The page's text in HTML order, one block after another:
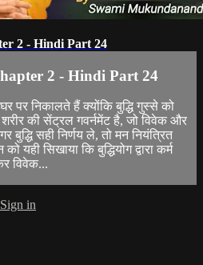
2 - Hindi Part 24
2 - Hindi Part 24
पर निकालते हैं क्योंकि बुद्धि गुस्से को
की सेंट्रल गवर्नमेंट है, जो विवेक और
सही निर्णय ले, तो मन नियंत्रित
यही सिखाया कि बुद्धियोग द्वारा कर्म
विवेक...
Sign in